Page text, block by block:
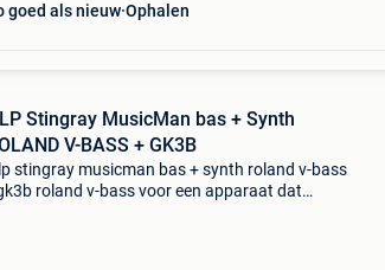
goed als nieuw Ophalen
Stingray MusicMan bas + Synth
ROLAND V-BASS + GK3B
stingray musicman bas + synth roland v-bass
roland v-bass voor een apparaat dat